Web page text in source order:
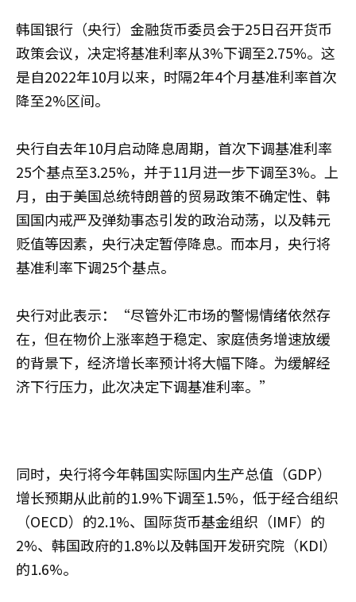
韩国银行（央行）金融货币委员会于25日召开货币
政策会议，决定将基准利率从3%下调至2.75%。这
是自2022年10月以来，时隔2年4个月基准利率首次
降至2%区间。
央行自去年10月启动降息周期，首次下调基准利率
25个基点至3.25%，并于11月进一步下调至3%。上
月，由于美国总统特朗普的贸易政策不确定性、韩
国国内戒严及弹劾事态引发的政治动荡，以及韩元
贬值等因素，央行决定暂停降息。而本月，央行将
基准利率下调25个基点。
央行对此表示：“尽管外汇市场的警惕情绪依然存
在，但在物价上涨率趋于稳定、家庭债务增速放缓
的背景下，经济增长率预计将大幅下降。为缓解经
济下行压力，此次决定下调基准利率。”
同时，央行将今年韩国实际国内生产总值（GDP）
增长预期从此前的1.9%下调至1.5%，低于经合组织
（OECD）的2.1%、国际货币基金组织（IMF）的
2%、韩国政府的1.8%以及韩国开发研究院（KDI）
的1.6%。